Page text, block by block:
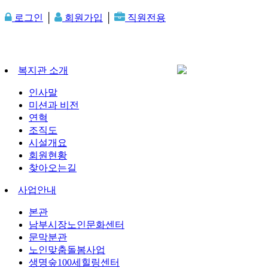
로그인 회원가입 직원전용
복지관 소개
인사말
미션과 비전
연혁
조직도
시설개요
회원현황
찾아오는길
사업안내
본관
남부시장노인문화센터
문막분관
노인맞춤돌봄사업
생명숲100세힐링센터